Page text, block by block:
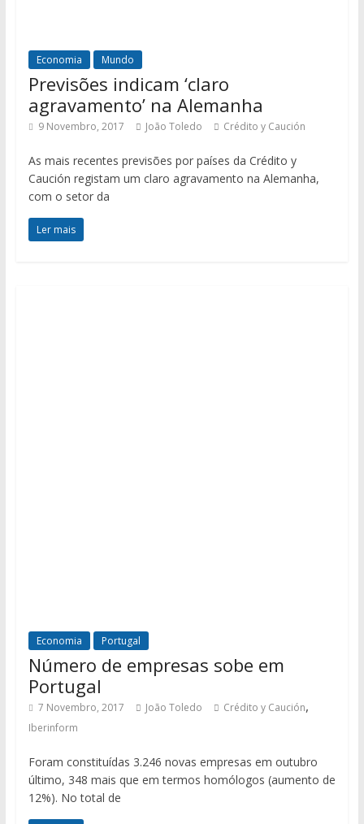
Economia Mundo
Previsões indicam ‘claro
agravamento’ na Alemanha
9 Novembro, 2017 João Toledo Crédito y Caución
As mais recentes previsões por países da Crédito y
Caución registam um claro agravamento na Alemanha,
com o setor da
Ler mais
Economia Portugal
Número de empresas sobe em
Portugal
7 Novembro, 2017 João Toledo Crédito y Caución,
Iberinform
Foram constituídas 3.246 novas empresas em outubro
último, 348 mais que em termos homólogos (aumento de
12%). No total de